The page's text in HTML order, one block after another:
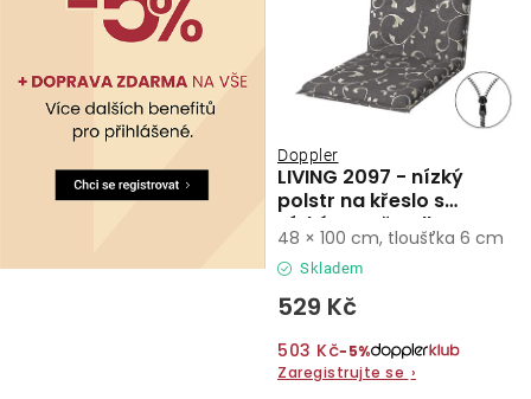
LIVING 2097 - nízký
polstr na křeslo s
nízkým opěradlem
Doppler
Skladem
529 Kč
503 Kč−5%
Zaregistrujte se ›
48 × 100 cm, tloušťka 6 cm